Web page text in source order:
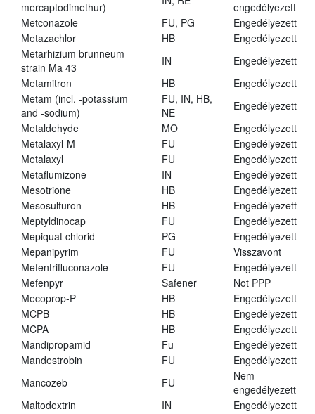
mercaptodimethur)
engedélyezett
Metconazole
FU, PG
Engedélyezett
Metazachlor
HB
Engedélyezett
Metarhizium brunneum
strain Ma 43
IN
Engedélyezett
Metamitron
HB
Engedélyezett
Metam (incl. -potassium
and -sodium)
FU, IN, HB,
NE
Engedélyezett
Metaldehyde
MO
Engedélyezett
Metalaxyl-M
FU
Engedélyezett
Metalaxyl
FU
Engedélyezett
Metaflumizone
IN
Engedélyezett
Mesotrione
HB
Engedélyezett
Mesosulfuron
HB
Engedélyezett
Meptyldinocap
FU
Engedélyezett
Mepiquat chlorid
PG
Engedélyezett
Mepanipyrim
FU
Visszavont
Mefentrifluconazole
FU
Engedélyezett
Mefenpyr
Safener
Not PPP
Mecoprop-P
HB
Engedélyezett
MCPB
HB
Engedélyezett
MCPA
HB
Engedélyezett
Mandipropamid
Fu
Engedélyezett
Mandestrobin
FU
Engedélyezett
Mancozeb
FU
Nem
engedélyezett
Maltodextrin
IN
Engedélyezett